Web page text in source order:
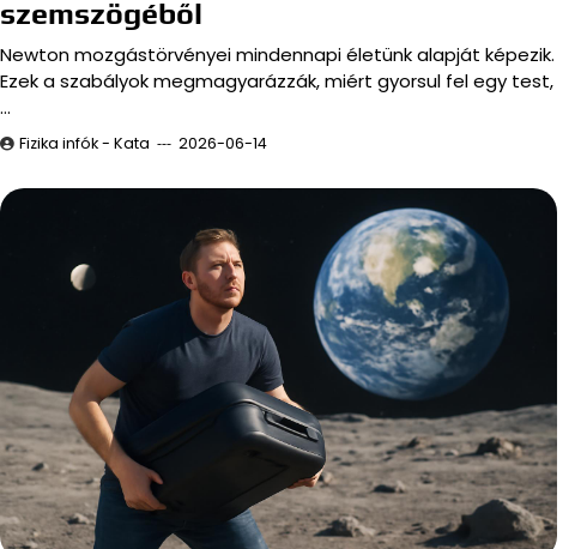
szemszögéből
Newton mozgástörvényei mindennapi életünk alapját képezik.
Ezek a szabályok megmagyarázzák, miért gyorsul fel egy test,
…
Fizika infók - Kata 2026-06-14